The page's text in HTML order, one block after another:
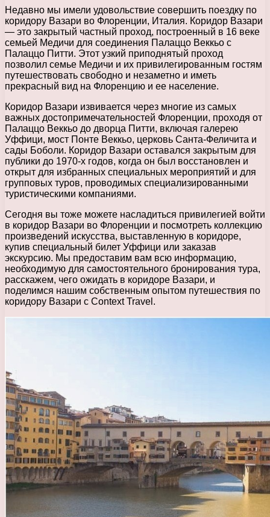
Недавно мы имели удовольствие совершить поездку по
коридору Вазари во Флоренции, Италия. Коридор Вазари
— это закрытый частный проход, построенный в 16 веке
семьей Медичи для соединения Палаццо Веккьо с
Палаццо Питти. Этот узкий приподнятый проход
позволил семье Медичи и их привилегированным гостям
путешествовать свободно и незаметно и иметь
прекрасный вид на Флоренцию и ее население.
Коридор Вазари извивается через многие из самых
важных достопримечательностей Флоренции, проходя от
Палаццо Веккьо до дворца Питти, включая галерею
Уффици, мост Понте Веккьо, церковь Санта-Феличита и
сады Боболи. Коридор Вазари оставался закрытым для
публики до 1970-х годов, когда он был восстановлен и
открыт для избранных специальных мероприятий и для
групповых туров, проводимых специализированными
туристическими компаниями.
Сегодня вы тоже можете насладиться привилегией войти
в коридор Вазари во Флоренции и посмотреть коллекцию
произведений искусства, выставленную в коридоре,
купив специальный билет Уффици или заказав
экскурсию. Мы предоставим вам всю информацию,
необходимую для самостоятельного бронирования тура,
расскажем, чего ожидать в коридоре Вазари, и
поделимся нашим собственным опытом путешествия по
коридору Вазари с Context Travel.